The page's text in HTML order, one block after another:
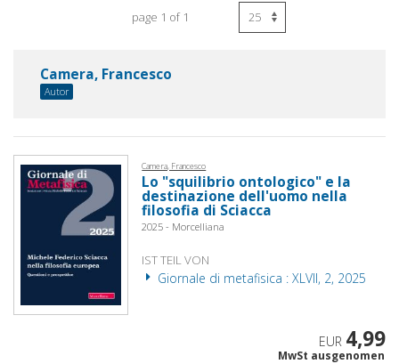
page 1 of 1
Camera, Francesco
Autor
Camera, Francesco
Lo "squilibrio ontologico" e la
destinazione dell'uomo nella
filosofia di Sciacca
2025 - Morcelliana
IST TEIL VON
Giornale di metafisica : XLVII, 2, 2025
EUR 4,99
MwSt ausgenomen